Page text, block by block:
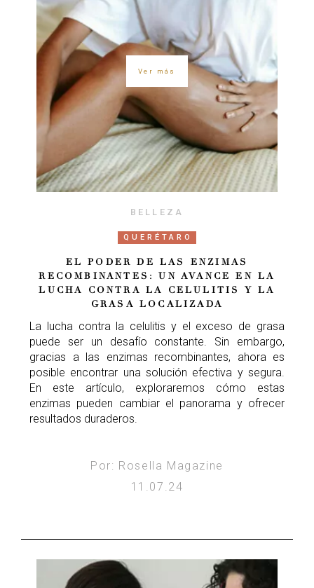
Ver más
BELLEZA
QUERÉTARO
EL PODER DE LAS ENZIMAS
RECOMBINANTES: UN AVANCE EN LA
LUCHA CONTRA LA CELULITIS Y LA
GRASA LOCALIZADA
La lucha contra la celulitis y el exceso de grasa
puede ser un desafío constante. Sin embargo,
gracias a las enzimas recombinantes, ahora es
posible encontrar una solución efectiva y segura.
En este artículo, exploraremos cómo estas
enzimas pueden cambiar el panorama y ofrecer
resultados duraderos.
Por: Rosella Magazine
11.07.24